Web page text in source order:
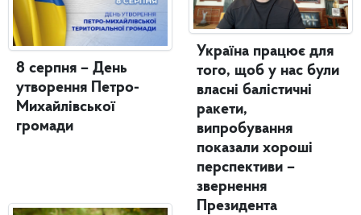
8 серпня – День
утворення Петро-
Михайлівської
громади
Україна працює для
того, щоб у нас були
власні балістичні
ракети,
випробування
показали хороші
перспективи –
звернення
Президента